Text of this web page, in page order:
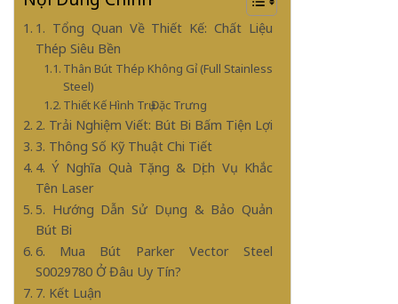
1. Tổng Quan Về Thiết Kế: Chất Liệu
Thép Siêu Bền
Thân Bút Thép Không Gỉ (Full Stainless
Steel)
Thiết Kế Hình Trụ Đặc Trưng
2. Trải Nghiệm Viết: Bút Bi Bấm Tiện Lợi
3. Thông Số Kỹ Thuật Chi Tiết
4. Ý Nghĩa Quà Tặng & Dịch Vụ Khắc
Tên Laser
5. Hướng Dẫn Sử Dụng & Bảo Quản
Bút Bi
6. Mua Bút Parker Vector Steel
S0029780 Ở Đâu Uy Tín?
7. Kết Luận